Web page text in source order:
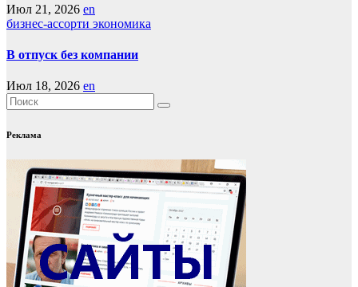
Июл 21, 2026 en
бизнес-ассорти экономика
В отпуск без компании
Июл 18, 2026 en
Реклама